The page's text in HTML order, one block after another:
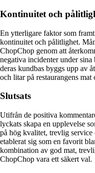
Kontinuitet och
En ytterligare faktor som
kontinuitet och pålitlighet.
ChopChop genom att
negativa incidenter under
deras kundbas byggs upp av
och litar på restaurangens mat
Slutsats
Utifrån de positiva
lyckats skapa en upplevelse
på hög kvalitet, trevlig service
etablerat sig som en favorit
kombination av god mat,
ChopChop vara ett säkert val.